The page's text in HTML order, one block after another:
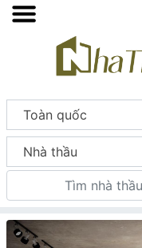
Toàn quốc
Nhà thầu